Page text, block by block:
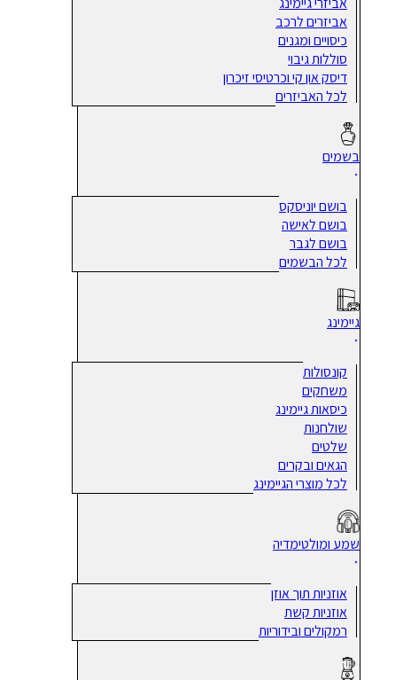
אביזרים לרכב
כיסויים ומגנים
סוללות גיבוי
דיסק און קי וכרטיסי זיכרון
לכל האביזרים
בשמים
בושם יוניסקס
בושם לאישה
בושם לגבר
לכל הבשמים
גיימינג
קונסולות
משחקים
כיסאות גיימינג
שולחנות
שלטים
הגאים ובקרים
לכל מוצרי הגיימינג
שמע ומולטימדיה
אוזניות תוך אוזן
אוזניות קשת
רמקולים ובידוריות